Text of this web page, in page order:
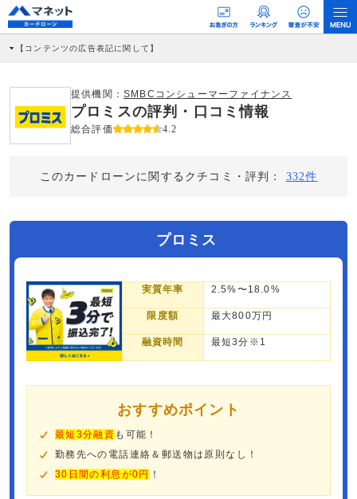
【コンテンツの広告表記に関して】
社に対して企業から紹介報酬が支払われるという収益モデルです。 ただし、特定の
商品を根拠なくPRするものではなく、当編集部の調査／ユーザーへの口コミ収集な
どに基づき、公平性を担保した情報提供を行っています。
>提携企業一覧
提供機関： SMBCコンシューマーファイナンス
プロミスの評判・口コミ情報
総合評価 4.2
このカードローンに関するクチコミ・評判： 332件
プロミス
実質年率 2.5%〜18.0%
限度額 最大800万円
融資時間 最短3分※1
おすすめポイント
最短3分融資 も可能！
勤務先への電話連絡＆郵送物は原則なし！
30日間の利息が0円
！